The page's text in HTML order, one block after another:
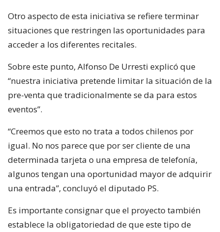
Otro aspecto de esta iniciativa se refiere terminar
situaciones que restringen las oportunidades para
acceder a los diferentes recitales.
Sobre este punto, Alfonso De Urresti explicó que
“nuestra iniciativa pretende limitar la situación de la
pre-venta que tradicionalmente se da para estos
eventos”.
“Creemos que esto no trata a todos chilenos por
igual. No nos parece que por ser cliente de una
determinada tarjeta o una empresa de telefonía,
algunos tengan una oportunidad mayor de adquirir
una entrada”, concluyó el diputado PS.
Es importante consignar que el proyecto también
establece la obligatoriedad de que este tipo de